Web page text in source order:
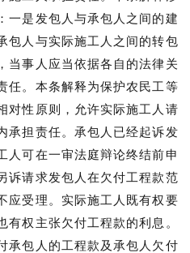
一是发包人与承包人之间的建
包人与实际施工人之间的转包
当事人应当依据各自的法律关
任。本条解释为保护农民工等
对性原则，允许实际施工人请
承担责任。承包人已经起诉发
人可在一审法庭辩论终结前申
诉请求发包人在欠付工程款范
应受理。实际施工人既有权要
权主张欠付工程款的利息。
承包人的工程款及承包人欠付